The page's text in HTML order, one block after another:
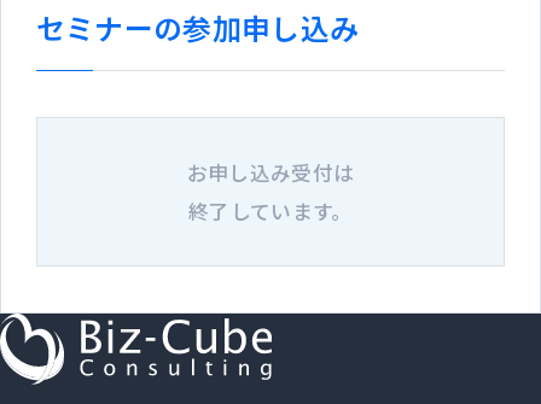
セミナーの参加申し込み
お申し込み受付は
終了しています。